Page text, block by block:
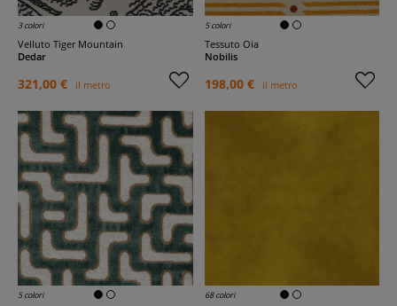
3 colori
Velluto Tiger Mountain
Dedar
321,00 € il metro
5 colori
Tessuto Oia
Nobilis
198,00 € il metro
5 colori 68 colori